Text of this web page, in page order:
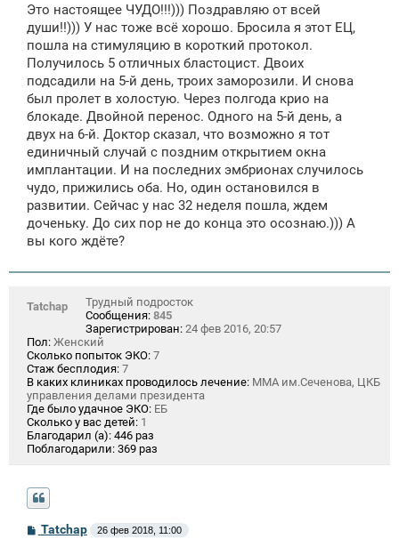
б
щ
е
н
и
Это настоящее ЧУДО!!!))) Поздравляю от всей
души!!))) У нас тоже всё хорошо. Бросила я этот ЕЦ,
пошла на стимуляцию в короткий протокол.
Получилось 5 отличных бластоцист. Двоих
подсадили на 5-й день, троих заморозили. И снова
был пролет в холостую. Через полгода крио на
блокаде. Двойной перенос. Одного на 5-й день, а
двух на 6-й. Доктор сказал, что возможно я тот
единичный случай с поздним открытием окна
имплантации. И на последних эмбрионах случилось
чудо, прижились оба. Но, один остановился в
развитии. Сейчас у нас 32 неделя пошла, ждем
доченьку. До сих пор не до конца это осознаю.))) А
вы кого ждёте?
Tatchap
Трудный подросток
Сообщения: 845
Зарегистрирован: 24 фев 2016, 20:57
Пол: Женский
Сколько попыток ЭКО: 7
Стаж бесплодия: 7
В каких клиниках проводилось лечение: ММА им.Сеченова, ЦКБ
управления делами президента
Где было удачное ЭКО: ЕБ
Сколько у вас детей: 1
Благодарил (а): 446 раз
Поблагодарили: 369 раз
СTatchap 26 фев 2018, 11:00